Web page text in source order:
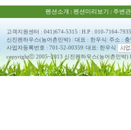
펜션소개 | 펜션미리보기 | 주변
고객지원센터 : 041)674-5315 | H.P : 010-7164-7935
신진펜하우스(농어촌민박) | 대표 : 한우식| 주소 :
사업자등록번호 : 701-52-00359 대표: 한우식
copyrightⓒ 2005~2013 신진펜하우스(농어촌민박)